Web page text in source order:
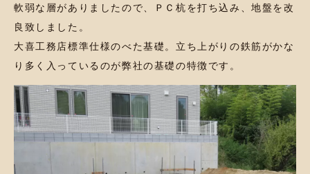
軟弱な層がありましたので、ＰＣ杭を打ち込み、地盤を改
良致しました。
大喜工務店標準仕様のべた基礎。立ち上がりの鉄筋がかな
り多く入っているのが弊社の基礎の特徴です。